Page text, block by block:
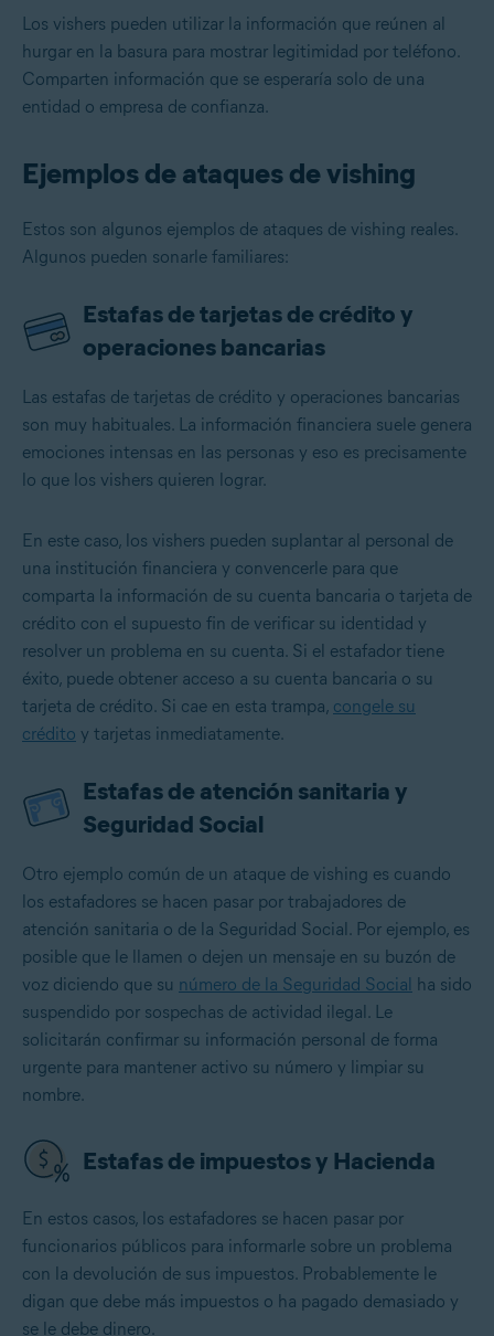
Los vishers pueden utilizar la información que reúnen al
hurgar en la basura para mostrar legitimidad por teléfono.
Comparten información que se esperaría solo de una
entidad o empresa de confianza.
Ejemplos de ataques de vishing
Estos son algunos ejemplos de ataques de vishing reales.
Algunos pueden sonarle familiares:
Estafas de tarjetas de crédito y
operaciones bancarias
Las estafas de tarjetas de crédito y operaciones bancarias
son muy habituales. La información financiera suele genera
emociones intensas en las personas y eso es precisamente
lo que los vishers quieren lograr.
En este caso, los vishers pueden suplantar al personal de
una institución financiera y convencerle para que
comparta la información de su cuenta bancaria o tarjeta de
crédito con el supuesto fin de verificar su identidad y
resolver un problema en su cuenta. Si el estafador tiene
éxito, puede obtener acceso a su cuenta bancaria o su
tarjeta de crédito. Si cae en esta trampa, congele su
crédito y tarjetas inmediatamente.
Estafas de atención sanitaria y
Seguridad Social
Otro ejemplo común de un ataque de vishing es cuando
los estafadores se hacen pasar por trabajadores de
atención sanitaria o de la Seguridad Social. Por ejemplo, es
posible que le llamen o dejen un mensaje en su buzón de
voz diciendo que su número de la Seguridad Social
ha sido
suspendido por sospechas de actividad ilegal. Le
solicitarán confirmar su información personal de forma
urgente para mantener activo su número y limpiar su
nombre.
Estafas de impuestos y Hacienda
En estos casos, los estafadores se hacen pasar por
funcionarios públicos para informarle sobre un problema
con la devolución de sus impuestos. Probablemente le
digan que debe más impuestos o ha pagado demasiado y
se le debe dinero.